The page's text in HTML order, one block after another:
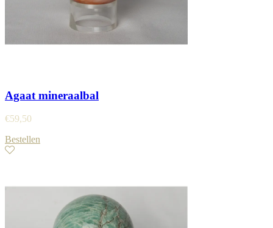
Agaat mineraalbal
€59,50
Bestellen